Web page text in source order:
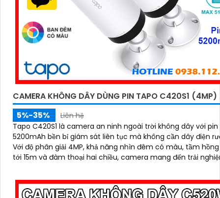
CAMERA KHÔNG DÂY DÙNG PIN TAPO C420S1 (4MP)
5%-35%
Liên hệ
Tapo C420S1 là camera an ninh ngoài trời không dây với pin
5200mAh bền bỉ giám sát liên tục mà không cần dây điện
Với độ phân giải 4MP, khả năng nhìn đêm có màu, tầm
tới 15m và đàm thoại hai chiều, camera mang đến trải